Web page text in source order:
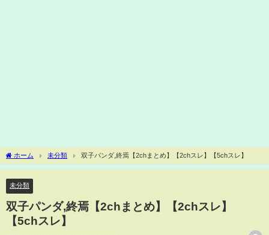
ホーム 未分類 双子パンダ,終焉【2chまとめ】【2chスレ】【5chスレ】
未分類
双子パンダ,終焉【2chまとめ】【2chスレ】
【5chスレ】